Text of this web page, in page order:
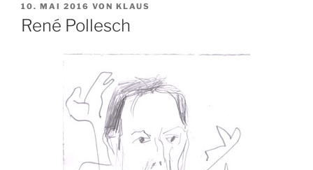
VERÖFFENTLICHT
AM
10. MAI 2016 VON KLAUS
René Pollesch